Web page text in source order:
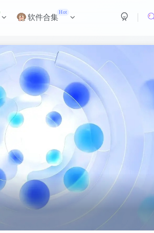
软件合集
Hot